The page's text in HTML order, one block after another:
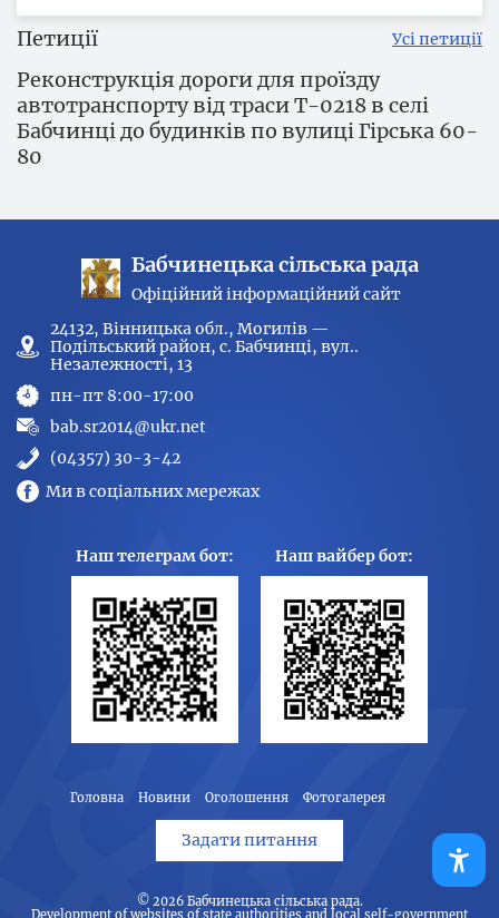
Петиції Усі петиції
Реконструкція дороги для проїзду
автотранспорту від траси Т-0218 в селі
Бабчинці до будинків по вулиці Гірська 60-
80
Бабчинецька сільська рада
Офіційний інформаційний сайт
24132, Вінницька обл., Могилів —
Подільський район, с. Бабчинці, вул..
Незалежності, 13
пн-пт 8:00-17:00
bab.sr2014@ukr.net
(04357) 30-3-42
Ми в соціальних мережах
Наш телеграм бот: Наш вайбер бот:
Головна Новини Оголошення Фотогалерея
Задати питання
© 2026 Бабчинецька сільська рада.